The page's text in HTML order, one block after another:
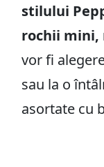
stilului
rochii mini,
vor fi
sau la o
asortate cu